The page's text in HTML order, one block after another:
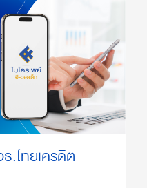
.ไทยเครดิต